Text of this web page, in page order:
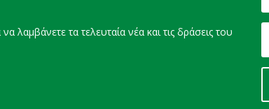
λαμβάνετε τα τελευταία νέα και τις δράσεις του